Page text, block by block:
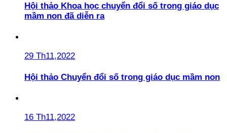
Hội thảo Khoa học chuyển đổi số trong giáo dục
mầm non đã diễn ra
29 Th11,2022
Hội thảo Chuyển đổi số trong giáo dục mầm non
16 Th11,2022